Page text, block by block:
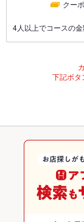
クー
4人以上でコースの金
下記ボタ